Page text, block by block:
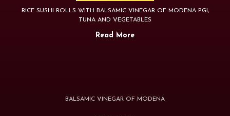
RICE SUSHI ROLLS WITH BALSAMIC VINEGAR OF MODENA PGI,
TUNA AND VEGETABLES
Read More
BALSAMIC VINEGAR OF MODENA